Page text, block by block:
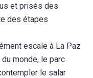
et prisés des
des étapes
escale à La Paz
monde, le parc
le salar